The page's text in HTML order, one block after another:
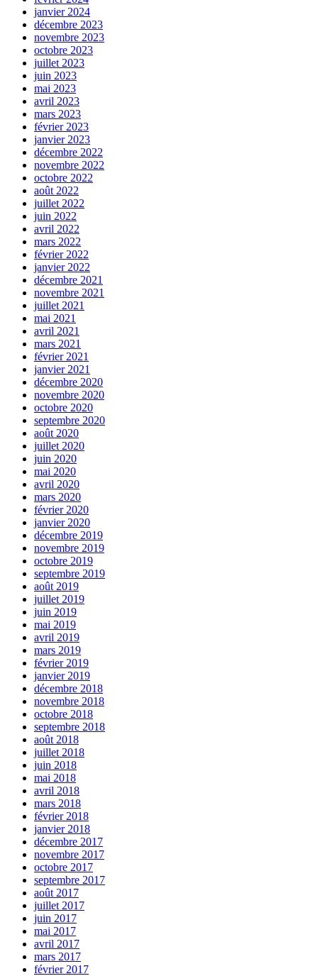
janvier 2024
décembre 2023
novembre 2023
octobre 2023
juillet 2023
juin 2023
mai 2023
avril 2023
mars 2023
février 2023
janvier 2023
décembre 2022
novembre 2022
octobre 2022
août 2022
juillet 2022
juin 2022
avril 2022
mars 2022
février 2022
janvier 2022
décembre 2021
novembre 2021
juillet 2021
mai 2021
avril 2021
mars 2021
février 2021
janvier 2021
décembre 2020
novembre 2020
octobre 2020
septembre 2020
août 2020
juillet 2020
juin 2020
mai 2020
avril 2020
mars 2020
février 2020
janvier 2020
décembre 2019
novembre 2019
octobre 2019
septembre 2019
août 2019
juillet 2019
juin 2019
mai 2019
avril 2019
mars 2019
février 2019
janvier 2019
décembre 2018
novembre 2018
octobre 2018
septembre 2018
août 2018
juillet 2018
juin 2018
mai 2018
avril 2018
mars 2018
février 2018
janvier 2018
décembre 2017
novembre 2017
octobre 2017
septembre 2017
août 2017
juillet 2017
juin 2017
mai 2017
avril 2017
mars 2017
février 2017